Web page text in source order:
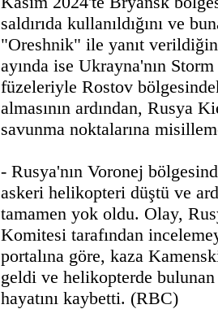
saldırıda kullanıldığını ve
"Oreshnik" ile yanıt
ayında ise Ukrayna'nın
füzeleriyle Rostov
almasının ardından, Rusya
savunma noktalarına
- Rusya'nın Voronej
askeri helikopteri düştü ve
tamamen yok oldu. Olay,
Komitesi tarafından
portalına göre, kaza
geldi ve helikopterde
hayatını kaybetti. (RBC)